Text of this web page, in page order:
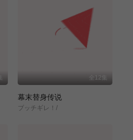
全12集
幕末替身传说
ブッチギレ！/